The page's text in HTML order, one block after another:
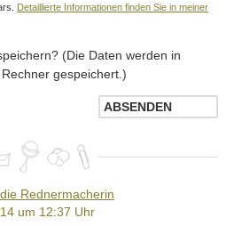
Detaillierte Informationen finden Sie in meiner
(Die Daten werden in
gespeichert.)
Rednermacherin
um 12:37 Uhr